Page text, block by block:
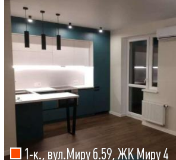
1-к., вул.Миру б.59, ЖК Миру 4